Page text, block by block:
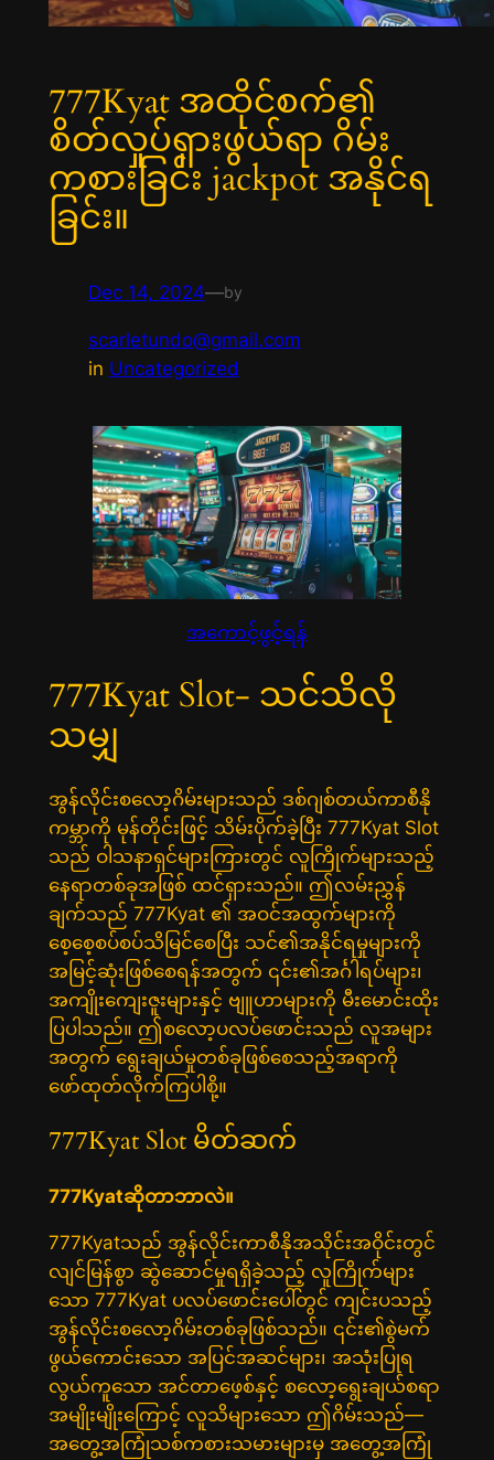
777Kyat အထိုင်စက်၏
စိတ်လှုပ်ရှားဖွယ်ရာ ဂိမ်း
ကစားခြင်း jackpot အနိုင်ရ
ခြင်း။
Dec 14, 2024—by
scarletundo@gmail.com
in Uncategorized
အကောင့်ဖွင့်ရန်
777Kyat Slot- သင်သိလို
သမျှ
အွန်လိုင်းစလော့ဂိမ်းများသည် ဒစ်ဂျစ်တယ်ကာစီနို
ကမ္ဘာကို မုန်တိုင်းဖြင့် သိမ်းပိုက်ခဲ့ပြီး 777Kyat Slot
သည် ဝါသနာရှင်များကြားတွင် လူကြိုက်များသည့်
နေရာတစ်ခုအဖြစ် ထင်ရှားသည်။ ဤလမ်းညွှန်
ချက်သည် 777Kyat ၏ အဝင်အထွက်များကို
စေ့စေ့စပ်စပ်သိမြင်စေပြီး သင်၏အနိုင်ရမှုများကို
အမြင့်ဆုံးဖြစ်စေရန်အတွက် ၎င်း၏အင်္ဂါရပ်များ၊
အကျိုးကျေးဇူးများနှင့် ဗျူဟာများကို မီးမောင်းထိုး
ပြပါသည်။ ဤစလော့ပလပ်ဖောင်းသည် လူအများ
အတွက် ရွေးချယ်မှုတစ်ခုဖြစ်စေသည့်အရာကို
ဖော်ထုတ်လိုက်ကြပါစို့။
777Kyat Slot မိတ်ဆက်
777Kyatဆိုတာဘာလဲ။
777Kyatသည် အွန်လိုင်းကာစီနိုအသိုင်းအဝိုင်းတွင်
လျင်မြန်စွာ ဆွဲဆောင်မှုရရှိခဲ့သည့် လူကြိုက်များ
သော 777Kyat ပလပ်ဖောင်းပေါ်တွင် ကျင်းပသည့်
အွန်လိုင်းစလော့ဂိမ်းတစ်ခုဖြစ်သည်။ ၎င်း၏စွဲမက်
ဖွယ်ကောင်းသော အပြင်အဆင်များ၊ အသုံးပြုရ
လွယ်ကူသော အင်တာဖေ့စ်နှင့် စလော့ရွေးချယ်စရာ
အမျိုးမျိုးကြောင့် လူသိများသော ဤဂိမ်းသည်—
အတွေ့အကြုံသစ်ကစားသမားများမှ အတွေ့အကြုံ